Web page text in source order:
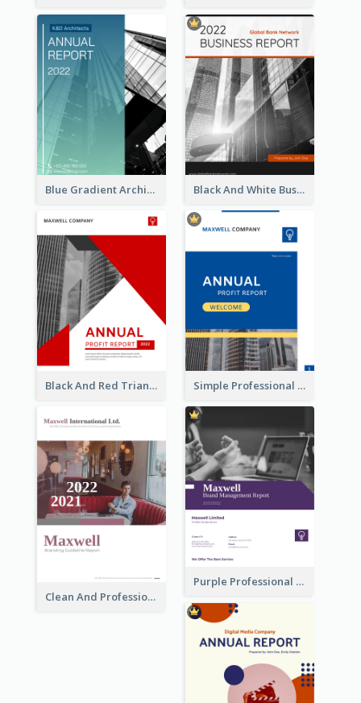
Blue Gradient Architecture Annual Report Black And White Business Report
Black And Red Triangular Annual Report Design Ideas Simple Professional Blue Business Report Design Ideas
Clean And Professional Business Report Design Ideas
Purple Professional Branding Auditing Report Templates